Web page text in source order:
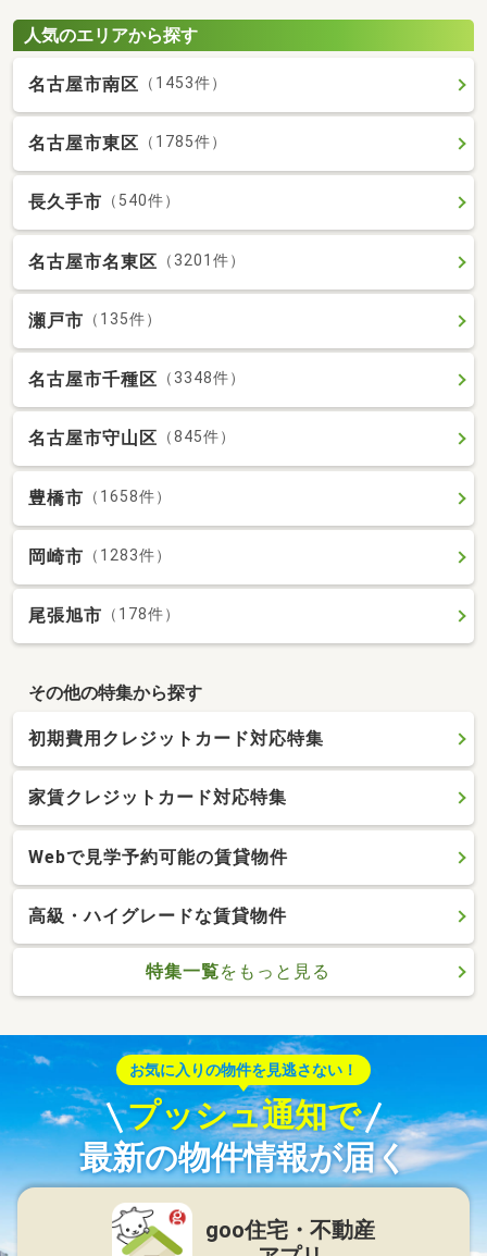
人気のエリアから探す
名古屋市南区 （1453件）
名古屋市東区 （1785件）
長久手市 （540件）
名古屋市名東区 （3201件）
瀬戸市 （135件）
名古屋市千種区 （3348件）
名古屋市守山区 （845件）
豊橋市 （1658件）
岡崎市 （1283件）
尾張旭市 （178件）
その他の特集から探す
初期費用クレジットカード対応特集
家賃クレジットカード対応特集
Webで見学予約可能の賃貸物件
高級・ハイグレードな賃貸物件
特集一覧をもっと見る
お気に入りの物件を見逃さない！
プッシュ通知で
最新の物件情報が届く
goo住宅・不動産